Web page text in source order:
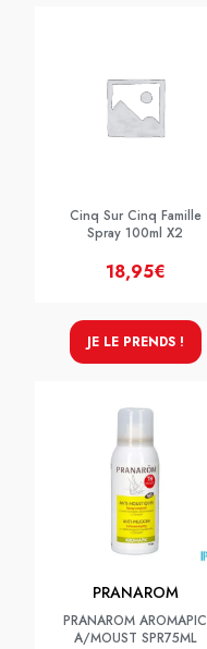
Cinq Sur Cinq Famille
Spray 100ml X2
18,95€
JE LE PRENDS !
PRANAROM
PRANAROM AROMAPIC
A/MOUST SPR75ML